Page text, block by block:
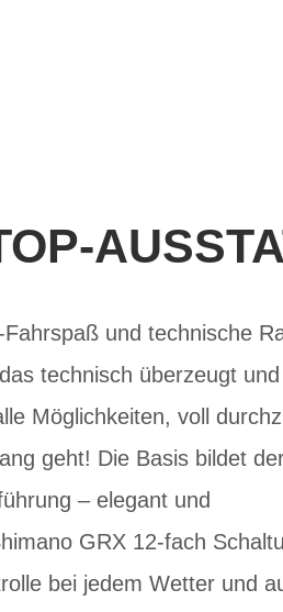
und technische
technisch überzeugt
Möglichkeiten, voll
geht! Die Basis bildet
– elegant und
GRX 12-fach
bei jedem Wetter und